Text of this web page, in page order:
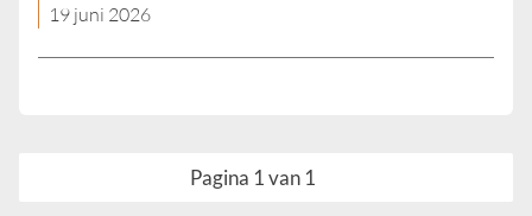
19 juni 2026
Pagina 1 van 1